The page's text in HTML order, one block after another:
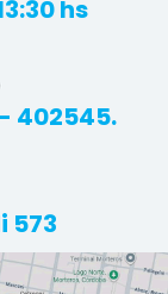
hs
402545.
573